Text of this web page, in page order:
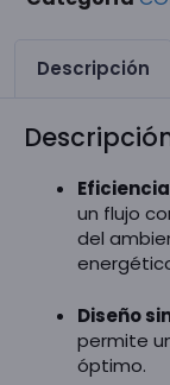
Descripción
un flujo
del
Diseño
permite
óptimo.